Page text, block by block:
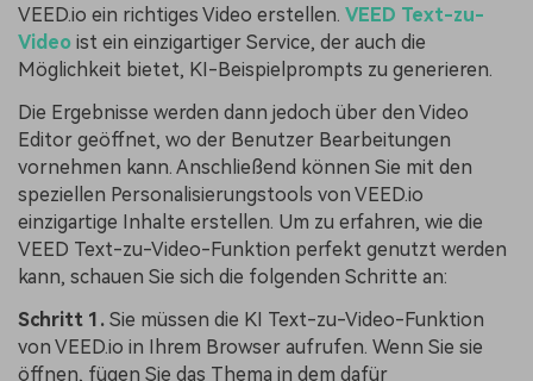
VEED.io ein richtiges Video erstellen. VEED Text-zu-
Video ist ein einzigartiger Service, der auch die
Möglichkeit bietet, KI-Beispielprompts zu generieren.
Die Ergebnisse werden dann jedoch über den Video
Editor geöffnet, wo der Benutzer Bearbeitungen
vornehmen kann. Anschließend können Sie mit den
speziellen Personalisierungstools von VEED.io
einzigartige Inhalte erstellen. Um zu erfahren, wie die
VEED Text-zu-Video-Funktion perfekt genutzt werden
kann, schauen Sie sich die folgenden Schritte an:
Schritt 1. Sie müssen die KI Text-zu-Video-Funktion
von VEED.io in Ihrem Browser aufrufen. Wenn Sie sie
öffnen, fügen Sie das Thema in dem dafür